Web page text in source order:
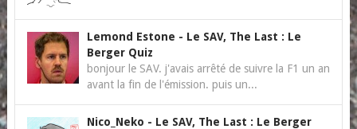
Lemond Estone - Le SAV, The Last : Le
Berger Quiz
bonjour le SAV. j'avais arrêté de suivre la F1 un an
avant la fin de l'émission. puis un...
Nico_Neko - Le SAV, The Last : Le Berger